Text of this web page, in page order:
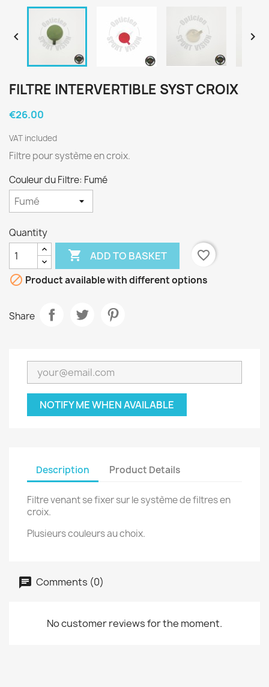
 
FILTRE INTERVERTIBLE SYST CROIX
€26.00
VAT included
Filtre pour système en croix.
Couleur du Filtre: Fumé
Quantity
 ADD TO BASKET
favorite_border
 Product available with different options
Share
NOTIFY ME WHEN AVAILABLE
Description Product Details
Filtre venant se fixer sur le système de filtres en
croix.
Plusieurs couleurs au choix.
Comments (0)
No customer reviews for the moment.